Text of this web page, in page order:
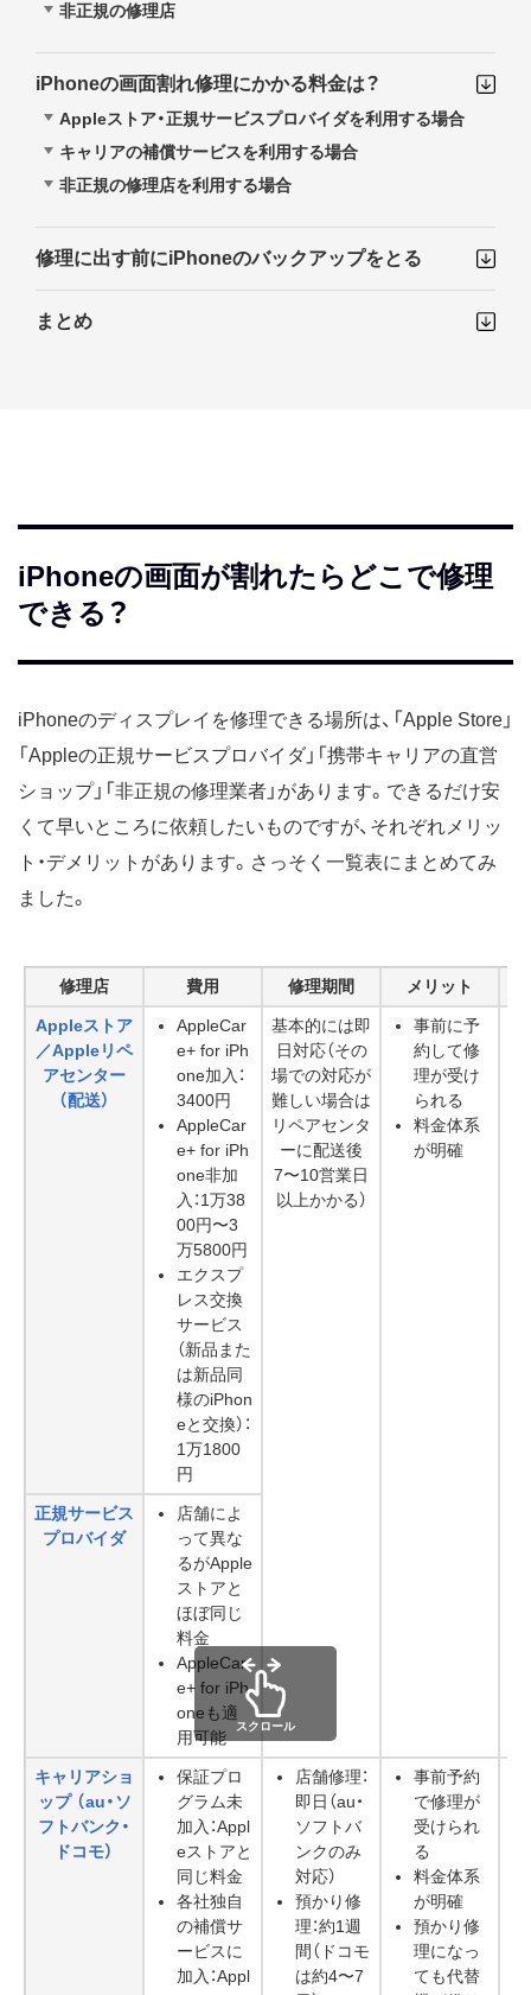
非正規の修理店
iPhoneの画面割れ修理にかかる料金は？
Appleストア・正規サービスプロバイダを利用する場合
キャリアの補償サービスを利用する場合
非正規の修理店を利用する場合
修理に出す前にiPhoneのバックアップをとる
まとめ
iPhoneの画面が割れたらどこで修理
できる？
iPhoneのディスプレイを修理できる場所は、「Apple Store」
「Appleの正規サービスプロバイダ」「携帯キャリアの直営
ショップ」「非正規の修理業者」があります。できるだけ安
くて早いところに依頼したいものですが、それぞれメリッ
ト・デメリットがあります。さっそく一覧表にまとめてみ
ました。
修理店 費用 修理期間 メリット
Appleストア
／Appleリペ
アセンター
（配送）
AppleCar
e+ for iPh
one加入：
3400円
AppleCar
e+ for iPh
one非加
入：1万38
00円〜3
万5800円
エクスプ
レス交換
サービス
（新品また
は新品同
様のiPhon
eと交換）：
1万1800
円
基本的には即
日対応（その
場での対応が
難しい場合は
リペアセンタ
ーに配送後
7〜10営業日
以上かかる）
事前に予
約して修
理が受け
られる
料金体系
が明確
正規サービス
プロバイダ
店舗によ
って異な
るがApple
ストアと
ほぼ同じ
料金
AppleCar
e+ for iPh
oneも適
用可能
キャリアショ
ップ （au・ソ
フトバンク・
ドコモ）
保証プロ
グラム未
加入：Appl
eストアと
同じ料金
各社独自
の補償サ
ービスに
加入：Appl
店舗修理：
即日（au・
ソフトバ
ンクのみ
対応）
預かり修
理：約1週
間（ドコモ
は約4〜7
事前予約
で修理が
受けられ
る
料金体系
が明確
預かり修
理になっ
ても代替
スクロール